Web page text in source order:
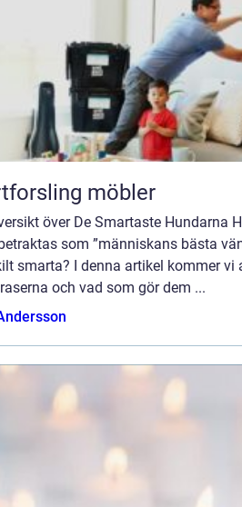
möbler
över De Smartaste Hundarna
som ”människans bästa
smarta? I denna artikel kommer
och vad som gör dem ...